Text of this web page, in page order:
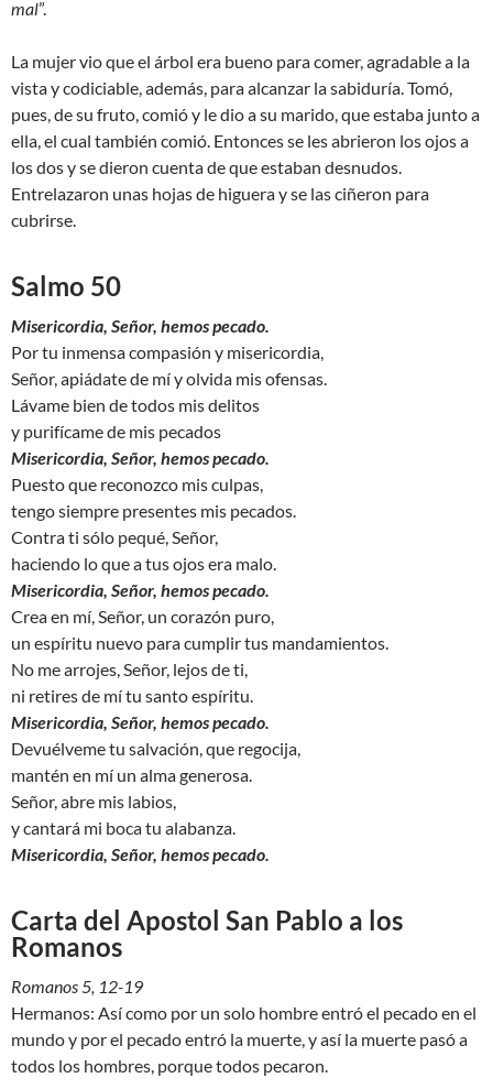
mal”.
La mujer vio que el árbol era bueno para comer, agradable a la
vista y codiciable, además, para alcanzar la sabiduría. Tomó,
pues, de su fruto, comió y le dio a su marido, que estaba junto a
ella, el cual también comió. Entonces se les abrieron los ojos a
los dos y se dieron cuenta de que estaban desnudos.
Entrelazaron unas hojas de higuera y se las ciñeron para
cubrirse.
Salmo 50
Misericordia, Señor, hemos pecado.
Por tu inmensa compasión y misericordia,
Señor, apiádate de mí y olvida mis ofensas.
Lávame bien de todos mis delitos
y purifícame de mis pecados
Misericordia, Señor, hemos pecado.
Puesto que reconozco mis culpas,
tengo siempre presentes mis pecados.
Contra ti sólo pequé, Señor,
haciendo lo que a tus ojos era malo.
Misericordia, Señor, hemos pecado.
Crea en mí, Señor, un corazón puro,
un espíritu nuevo para cumplir tus mandamientos.
No me arrojes, Señor, lejos de ti,
ni retires de mí tu santo espíritu.
Misericordia, Señor, hemos pecado.
Devuélveme tu salvación, que regocija,
mantén en mí un alma generosa.
Señor, abre mis labios,
y cantará mi boca tu alabanza.
Misericordia, Señor, hemos pecado.
Carta del Apostol San Pablo a los
Romanos
Romanos 5, 12-19
Hermanos: Así como por un solo hombre entró el pecado en el
mundo y por el pecado entró la muerte, y así la muerte pasó a
todos los hombres, porque todos pecaron.